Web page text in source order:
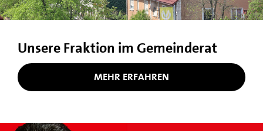
Unsere Fraktion im Gemeinderat
MEHR ERFAHREN